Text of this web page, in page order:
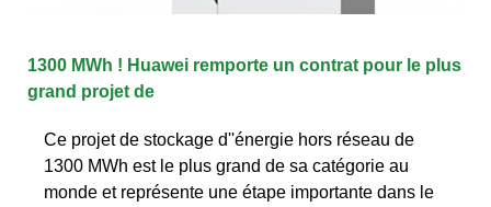
1300 MWh ! Huawei remporte un contrat pour le plus
grand projet de
Ce projet de stockage d''énergie hors réseau de
1300 MWh est le plus grand de sa catégorie au
monde et représente une étape importante dans le